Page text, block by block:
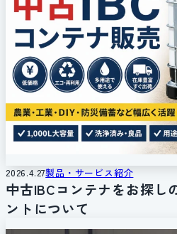
2026.4.27製品・サービス紹介
中古IBCコンテナをお探し
ントについて